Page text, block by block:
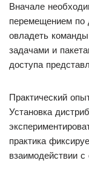
Вначале
перемещением по
овладеть
задачами и
доступа
Практический
Установка
практика
взаимодействии